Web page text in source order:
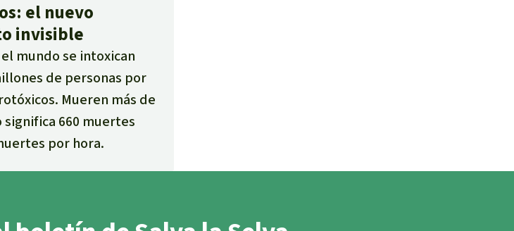
el nuevo
invisible
el mundo se intoxican
de personas por
Mueren más de
significa 660 muertes
por hora.